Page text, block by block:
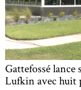
Gattefossé
Lufkin avec huit